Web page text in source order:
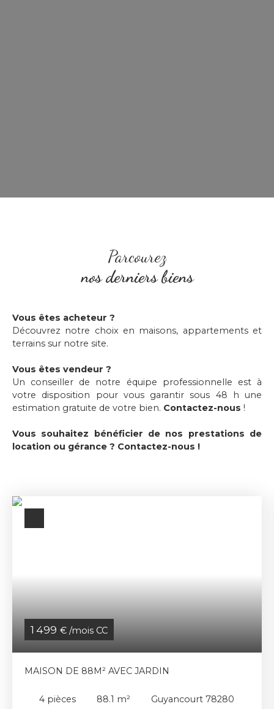
Parcourez
nos derniers biens
Vous êtes acheteur ?
Découvrez notre choix en maisons, appartements et
terrains sur notre site.
Vous êtes vendeur ?
Un conseiller de notre équipe professionnelle est à
votre disposition pour vous garantir sous 48 h une
estimation gratuite de votre bien. Contactez-nous !
Vous souhaitez bénéficier de nos prestations de
location ou gérance ? Contactez-nous !
1 499 € /mois CC
MAISON DE 88M² AVEC JARDIN
4 pièces 88.1 m² Guyancourt 78280